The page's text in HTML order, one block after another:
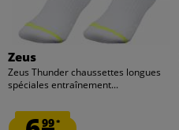
Zeus
Zeus Thunder chaussettes longues
spéciales entraînement...
99*